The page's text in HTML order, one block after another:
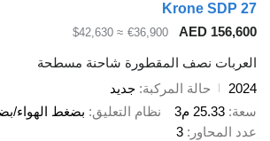
Krone SDP 27
AED 156,600
€36,900
≈ $42,630
العربات نصف المقطورة شاحنة مسطحة
2024
حالة المركبة جديد
سعة 25.33 م3 نظام التعليق بضغط الهواء/
عدد المحاور
3